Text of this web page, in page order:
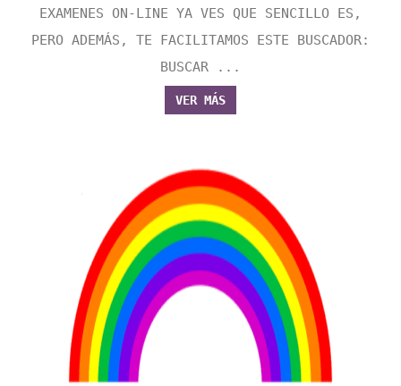
EXAMENES ON-LINE YA VES QUE SENCILLO ES,
PERO ADEMÁS, TE FACILITAMOS ESTE BUSCADOR:
BUSCAR ...
VER MÁS